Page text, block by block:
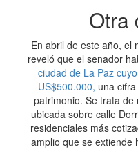
Otra
En abril de este año, el
reveló que el senador
ciudad de La Paz
US$500.000, una
patrimonio. Se trata de
ubicada sobre calle
residenciales más
amplio que se extiende